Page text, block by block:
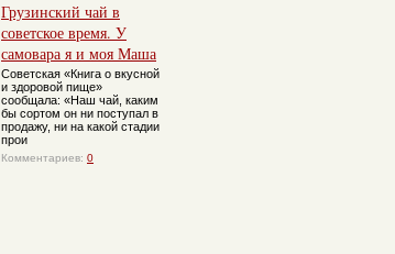
Грузинский чай в
советское время. У
самовара я и моя Маша
Советская «Книга о вкусной
и здоровой пище»
сообщала: «Наш чай, каким
бы сортом он ни поступал в
продажу, ни на какой стадии
прои
Комментариев: 0